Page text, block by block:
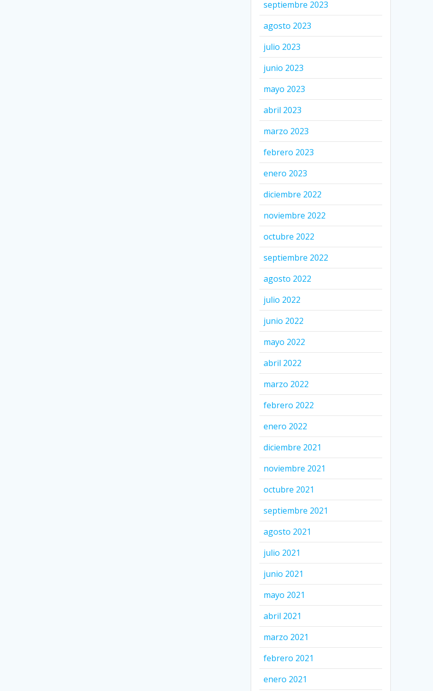
septiembre 2023
agosto 2023
julio 2023
junio 2023
mayo 2023
abril 2023
marzo 2023
febrero 2023
enero 2023
diciembre 2022
noviembre 2022
octubre 2022
septiembre 2022
agosto 2022
julio 2022
junio 2022
mayo 2022
abril 2022
marzo 2022
febrero 2022
enero 2022
diciembre 2021
noviembre 2021
octubre 2021
septiembre 2021
agosto 2021
julio 2021
junio 2021
mayo 2021
abril 2021
marzo 2021
febrero 2021
enero 2021